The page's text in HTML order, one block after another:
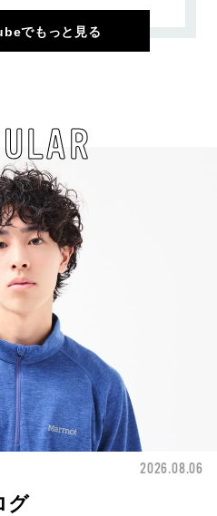
でもっと見る
2026.08.06
グ